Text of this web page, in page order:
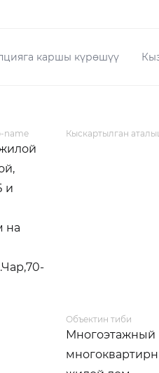
каршы күрөшүү
name
и
на
Кыскартылган
Объектин тиби
Многоэтажный